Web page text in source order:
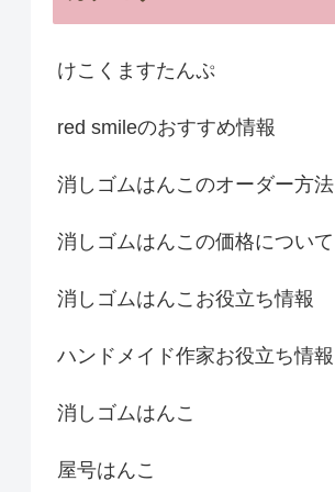
けこくますたんぷ
red smileのおすすめ情報
消しゴムはんこのオーダー方法
消しゴムはんこの価格について
消しゴムはんこお役立ち情報
ハンドメイド作家お役立ち情報
消しゴムはんこ
屋号はんこ